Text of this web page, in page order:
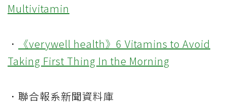
Multivitamin
．
《verywell health》6 Vitamins to Avoid
Taking First Thing In the Morning
．聯合報系新聞資料庫